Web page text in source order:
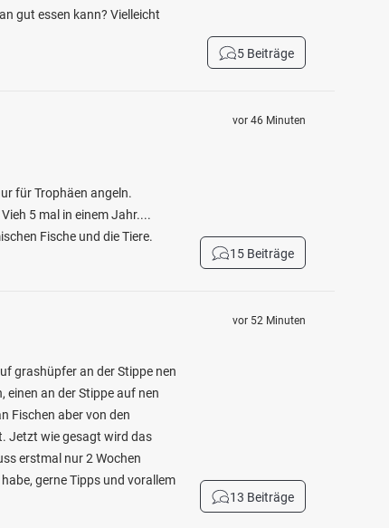
gut essen kann? Vielleicht
5 Beiträge
für Trophäen angeln.
5 mal in einem Jahr....
Fische und die Tiere.
vor 46 Minuten
15 Beiträge
grashüpfer an der Stippe nen
an der Stippe auf nen
Fischen aber von den
Jetzt wie gesagt wird das
erstmal nur 2 Wochen
gerne Tipps und vorallem
vor 52 Minuten
13 Beiträge